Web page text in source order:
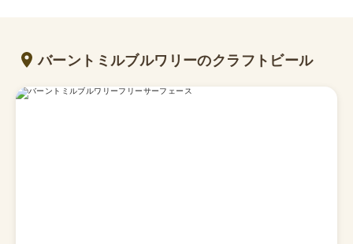
バーントミルブルワリーのクラフトビール